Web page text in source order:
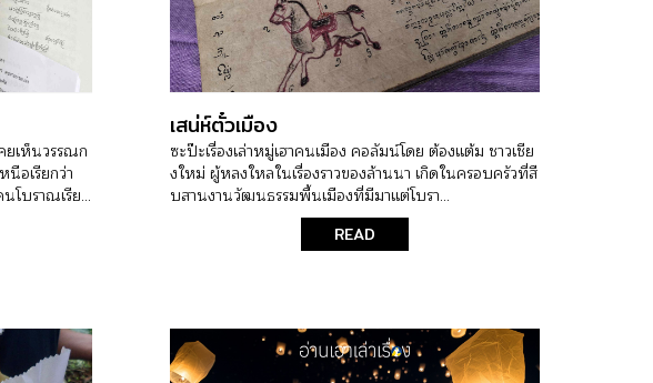
เห็นวรรณก
อเรียกว่า
บราณเรีย...
เสน่ห์ตั๋วเมือง
ซะป๊ะเรื่องเล่าหมู่เฮาคนเมือง คอลัมน์โดย ต้องแต้ม ชาวเชีย
งใหม่ ผู้หลงใหลในเรื่องราวของล้านนา เกิดในครอบครัวที่สื
บสานงานวัฒนธรรมพื้นเมืองที่มีมาแต่โบรา...
READ